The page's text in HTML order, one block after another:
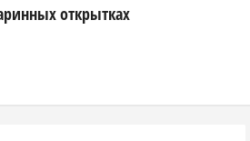
открытках